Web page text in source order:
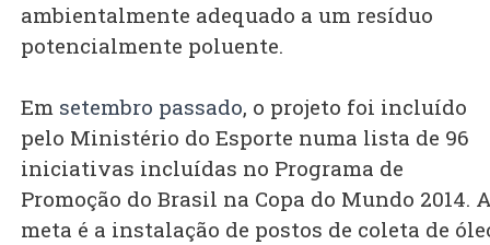
ambientalmente adequado a um resíduo
potencialmente poluente.
Em setembro passado, o projeto foi incluído
pelo Ministério do Esporte numa lista de 96
iniciativas incluídas no Programa de
Promoção do Brasil na Copa do Mundo 2014.
meta é a instalação de postos de coleta de